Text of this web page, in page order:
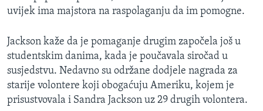
uvijek ima majstora na raspolaganju da im pomogne.
Jackson kaže da je pomaganje drugim započela još u
studentskim danima, kada je poučavala siročad u
susjedstvu. Nedavno su održane dodjele nagrada za
starije volontere koji obogaćuju Ameriku, kojem je
prisustvovala i Sandra Jackson uz 29 drugih volontera.